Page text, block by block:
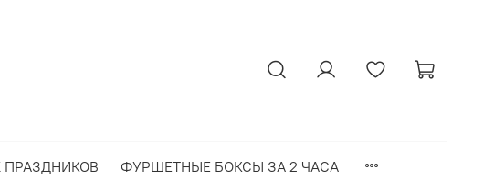
ФУРШЕТНЫЕ БОКСЫ ЗА 2 ЧАСА